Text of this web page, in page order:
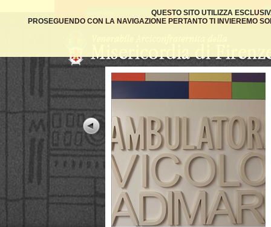
QUESTO SITO UTILIZZA
PROSEGUENDO CON LA NAVIGAZIONE PERTANTO TI INVIEREMO